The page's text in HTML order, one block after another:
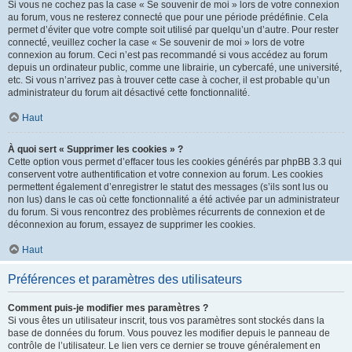
Si vous ne cochez pas la case « Se souvenir de moi » lors de votre connexion
au forum, vous ne resterez connecté que pour une période prédéfinie. Cela
permet d’éviter que votre compte soit utilisé par quelqu’un d’autre. Pour rester
connecté, veuillez cocher la case « Se souvenir de moi » lors de votre
connexion au forum. Ceci n’est pas recommandé si vous accédez au forum
depuis un ordinateur public, comme une librairie, un cybercafé, une université,
etc. Si vous n’arrivez pas à trouver cette case à cocher, il est probable qu’un
administrateur du forum ait désactivé cette fonctionnalité.
Haut
À quoi sert « Supprimer les cookies » ?
Cette option vous permet d’effacer tous les cookies générés par phpBB 3.3 qui
conservent votre authentification et votre connexion au forum. Les cookies
permettent également d’enregistrer le statut des messages (s’ils sont lus ou
non lus) dans le cas où cette fonctionnalité a été activée par un administrateur
du forum. Si vous rencontrez des problèmes récurrents de connexion et de
déconnexion au forum, essayez de supprimer les cookies.
Haut
Préférences et paramètres des utilisateurs
Comment puis-je modifier mes paramètres ?
Si vous êtes un utilisateur inscrit, tous vos paramètres sont stockés dans la
base de données du forum. Vous pouvez les modifier depuis le panneau de
contrôle de l’utilisateur. Le lien vers ce dernier se trouve généralement en